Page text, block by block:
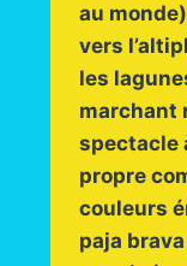
au
vers
les
marchant
spectacle
propre
couleurs
paja